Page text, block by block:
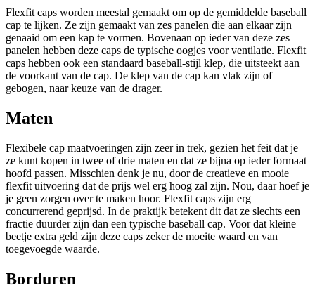
Flexfit caps worden meestal gemaakt om op de gemiddelde baseball
cap te lijken. Ze zijn gemaakt van zes panelen die aan elkaar zijn
genaaid om een kap te vormen. Bovenaan op ieder van deze zes
panelen hebben deze caps de typische oogjes voor ventilatie. Flexfit
caps hebben ook een standaard baseball-stijl klep, die uitsteekt aan
de voorkant van de cap. De klep van de cap kan vlak zijn of
gebogen, naar keuze van de drager.
Maten
Flexibele cap maatvoeringen zijn zeer in trek, gezien het feit dat je
ze kunt kopen in twee of drie maten en dat ze bijna op ieder formaat
hoofd passen. Misschien denk je nu, door de creatieve en mooie
flexfit uitvoering dat de prijs wel erg hoog zal zijn. Nou, daar hoef je
je geen zorgen over te maken hoor. Flexfit caps zijn erg
concurrerend geprijsd. In de praktijk betekent dit dat ze slechts een
fractie duurder zijn dan een typische baseball cap. Voor dat kleine
beetje extra geld zijn deze caps zeker de moeite waard en van
toegevoegde waarde.
Borduren